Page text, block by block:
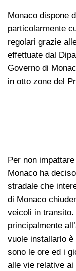
Monaco dispone
particolarmente
regolari grazie
effettuate dal
Governo di
in otto zone del
Per non
Monaco ha
stradale che
di Monaco
veicoli in transito.
principalmente
vuole installarlo
sono le ore ed i
alle vie relative ai